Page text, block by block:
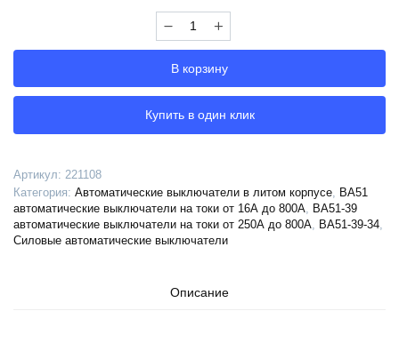
Количество
Выключатель
ВА51-
39-
344730-
630А-2500-
ПЭ230AC-
УХЛ3-
КЭАЗ,
221108
В корзину
Купить в один клик
Артикул: 221108
Категория: Автоматические выключатели в литом корпусе
ВА51
автоматические выключатели на токи от 16А до 800А
ВА51-39
автоматические выключатели на токи от 250А до 800А
ВА51-39-34
Силовые автоматические выключатели
Описание